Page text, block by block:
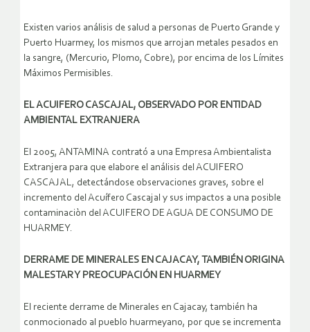
Existen varios análisis de salud a personas de Puerto Grande y
Puerto Huarmey, los mismos que arrojan metales pesados en
la sangre, (Mercurio, Plomo, Cobre), por encima de los Límites
Máximos Permisibles.
EL ACUIFERO CASCAJAL, OBSERVADO POR ENTIDAD
AMBIENTAL EXTRANJERA
El 2005, ANTAMINA contrató a una Empresa Ambientalista
Extranjera para que elabore el análisis del ACUIFERO
CASCAJAL, detectándose observaciones graves, sobre el
incremento del Acuífero Cascajal y sus impactos a una posible
contaminaciòn del ACUIFERO DE AGUA DE CONSUMO DE
HUARMEY.
DERRAME DE MINERALES EN CAJACAY, TAMBIÉN ORIGINA
MALESTAR Y PREOCUPACIÓN EN HUARMEY
El reciente derrame de Minerales en Cajacay, también ha
conmocionado al pueblo huarmeyano, por que se incrementa